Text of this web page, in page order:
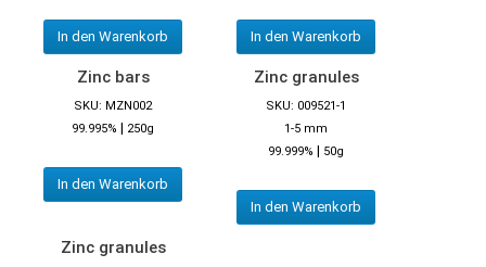
In den Warenkorb In den Warenkorb
Zinc bars
SKU: MZN002
99.995% | 250g
In den Warenkorb
Zinc granules
SKU: 009521-1
1-5 mm
99.999% | 50g
In den Warenkorb
Zinc granules